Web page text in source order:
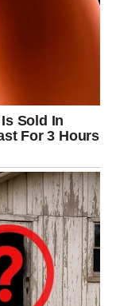
Osetiće da je
svoje ruke.